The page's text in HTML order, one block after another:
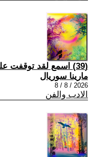
(39) اسمع لقد توقفت على ان تمطر 2
مارينا سوريال
2026 / 8 / 8
الادب والفن